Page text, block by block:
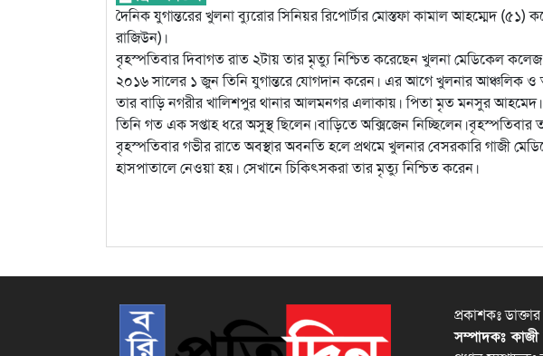
দৈনিক যুগান্তরের খুলনা ব্যুরোর সিনিয়র রিপোর্টার মোস্তফা কামাল আহম্মেদ (৫১)
রাজিউন)।
বৃহস্পতিবার দিবাগত রাত ২টায় তার মৃত্যু নিশ্চিত করেছেন খুলনা মেডিকেল
২০১৬ সালের ১ জুন তিনি যুগান্তরে যোগদান করেন। এর আগে খুলনার আঞ্চলিক ও
তার বাড়ি নগরীর খালিশপুর থানার আলমনগর এলাকায়। পিতা মৃত মনসুর আহমেদ।
তিনি গত এক সপ্তাহ ধরে অসুস্থ ছিলেন।বাড়িতে অক্সিজেন নিচ্ছিলেন।বৃহস্পতিবার
বৃহস্পতিবার গভীর রাতে অবস্থার অবনতি হলে প্রথমে খুলনার বেসরকারি গাজী
হাসপাতালে নেওয়া হয়। সেখানে চিকিৎসকরা তার মৃত্যু নিশ্চিত করেন।
প্রকাশকঃ
সম্পাদকঃ